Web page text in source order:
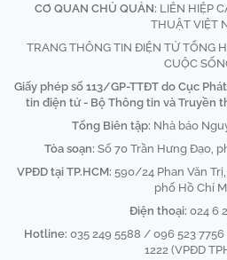
CƠ QUAN CHỦ QUẢN: LIÊN HIỆP
THUẬT VIỆT
TRANG THÔNG TIN ĐIỆN TỬ TỔNG
CUỘC
Giấy phép số 113/GP-TTĐT do Cục
tin điện tử - Bộ Thông tin và Truyền
Tổng Biên tập: Nhà báo
Tòa soạn: Số 70 Trần Hưng Đạo,
VPĐD tại TP.HCM: 590/24 Phan Văn
phố Hồ Chí
Điện thoại: 024 6
Hotline: 035 249 5588 / 096 523
1222 (VPĐD